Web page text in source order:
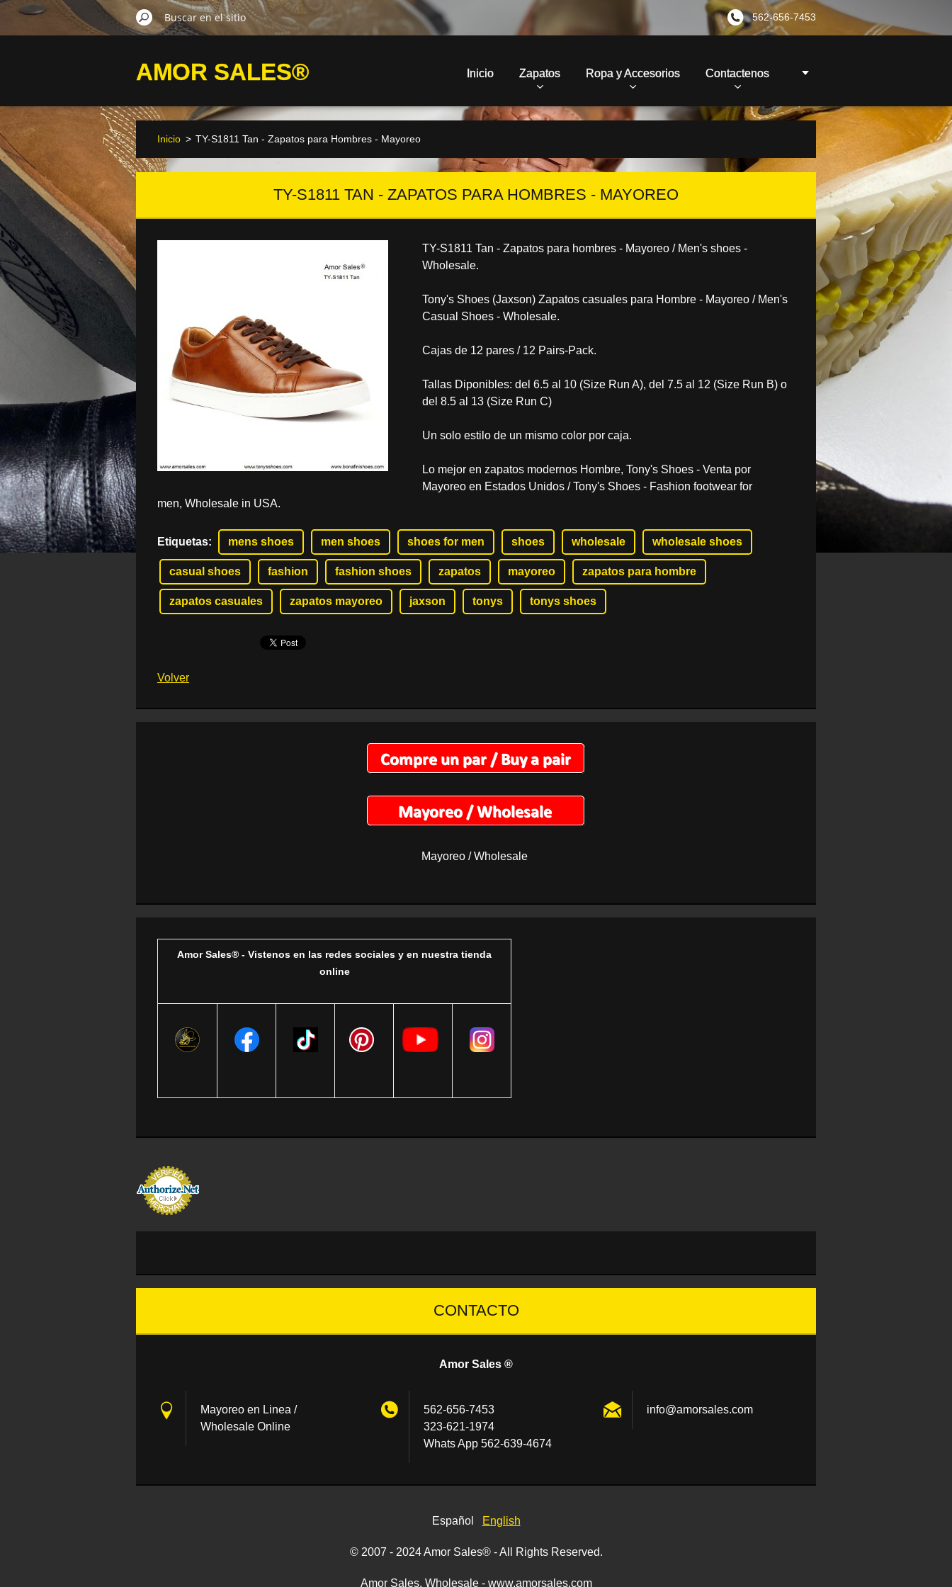
562-656-7453
AMOR SALES® Inicio Zapatos Ropa y Accesorios Contactenos
Inicio > TY-S1811 Tan - Zapatos para Hombres - Mayoreo
TY-S1811 TAN - ZAPATOS PARA HOMBRES - MAYOREO
TY-S1811 Tan - Zapatos para hombres - Mayoreo / Men's shoes -
Wholesale.
Tony's Shoes (Jaxson) Zapatos casuales para Hombre - Mayoreo / Men's
Casual Shoes - Wholesale.
Cajas de 12 pares / 12 Pairs-Pack.
Tallas Diponibles: del 6.5 al 10 (Size Run A), del 7.5 al 12 (Size Run B) o
del 8.5 al 13 (Size Run C)
Un solo estilo de un mismo color por caja.
Lo mejor en zapatos modernos Hombre, Tony's Shoes - Venta por
Mayoreo en Estados Unidos / Tony's Shoes - Fashion footwear for
men, Wholesale in USA.
Etiquetas: mens shoes men shoes shoes for men shoes wholesale wholesale shoes
casual shoes fashion fashion shoes zapatos mayoreo zapatos para hombre
zapatos casuales zapatos mayoreo jaxson tonys tonys shoes
Volver
Mayoreo / Wholesale
Amor Sales® - Vistenos en las redes sociales y en nuestra tienda
online
CONTACTO
Amor Sales ®
Mayoreo en Linea /
Wholesale Online
562-656-7453
323-621-1974
Whats App 562-639-4674
info@amorsales.com
Español English
© 2007 - 2024 Amor Sales® - All Rights Reserved.
Amor Sales, Wholesale - www.amorsales.com